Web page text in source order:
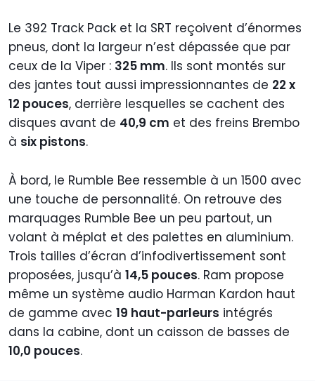
Le 392 Track Pack et la SRT reçoivent d’énormes
pneus, dont la largeur n’est dépassée que par
ceux de la Viper : 325 mm. Ils sont montés sur
des jantes tout aussi impressionnantes de 22 x
12 pouces, derrière lesquelles se cachent des
disques avant de 40,9 cm et des freins Brembo
à six pistons.
À bord, le Rumble Bee ressemble à un 1500 avec
une touche de personnalité. On retrouve des
marquages Rumble Bee un peu partout, un
volant à méplat et des palettes en aluminium.
Trois tailles d’écran d’infodivertissement sont
proposées, jusqu’à 14,5 pouces. Ram propose
même un système audio Harman Kardon haut
de gamme avec 19 haut-parleurs intégrés
dans la cabine, dont un caisson de basses de
10,0 pouces.